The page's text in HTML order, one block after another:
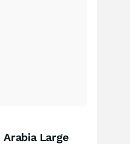
Arabia Large